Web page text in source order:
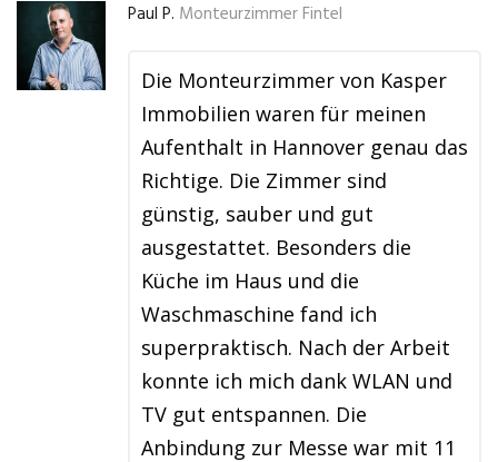
Paul P. Monteurzimmer Fintel
Die Monteurzimmer von Kasper
Immobilien waren für meinen
Aufenthalt in Hannover genau das
Richtige. Die Zimmer sind
günstig, sauber und gut
ausgestattet. Besonders die
Küche im Haus und die
Waschmaschine fand ich
superpraktisch. Nach der Arbeit
konnte ich mich dank WLAN und
TV gut entspannen. Die
Anbindung zur Messe war mit 11